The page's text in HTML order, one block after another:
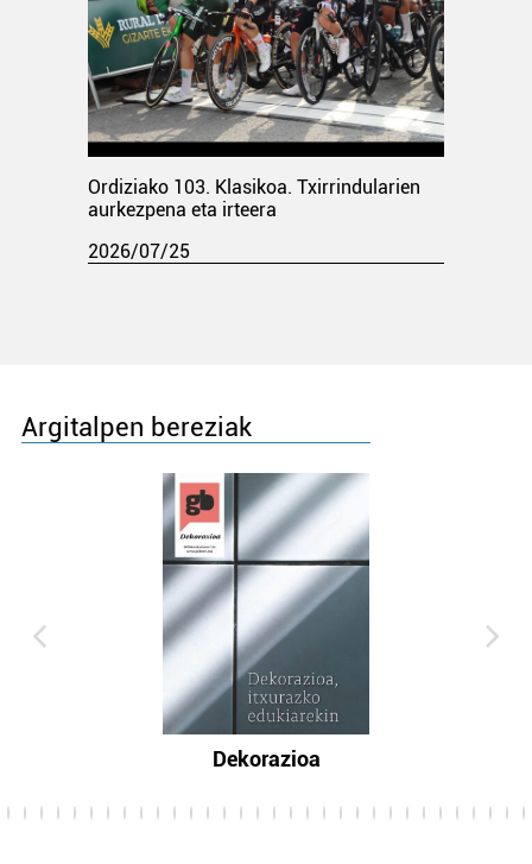
Ordiziako 103. Klasikoa. Txirrindularien
aurkezpena eta irteera
2026/07/25
Argitalpen bereziak
Dekorazioa